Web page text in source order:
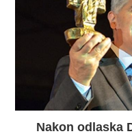
Nakon odlaska